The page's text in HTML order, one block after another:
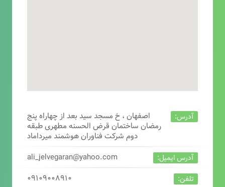
آدرس:
اصفهان ، خ مسجد سید بعد از چهاراه پنج
رمضان ساختمان قرض الحسنه مطهری طبقه
دوم شرکت فناوران هوشمند میرداماد
آدرس ایمیل: ali_jelvegaran@yahoo.com
تلفن: ۰۹۱۰۹۰۰۸۹۱۰